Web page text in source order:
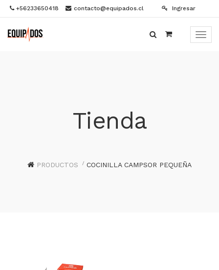
+56233650418 contacto@equipados.cl Ingresar
Menú
Tienda
PRODUCTOS COCINILLA CAMPSOR PEQUEÑA